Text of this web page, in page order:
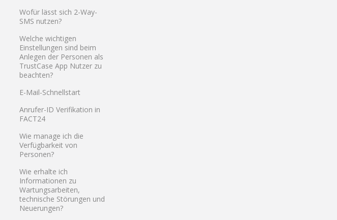
Wofür lässt sich 2-Way-
SMS nutzen?
Welche wichtigen
Einstellungen sind beim
Anlegen der Personen als
TrustCase App Nutzer zu
beachten?
E-Mail-Schnellstart
Anrufer-ID Verifikation in
FACT24
Wie manage ich die
Verfügbarkeit von
Personen?
Wie erhalte ich
Informationen zu
Wartungsarbeiten,
technische Störungen und
Neuerungen?